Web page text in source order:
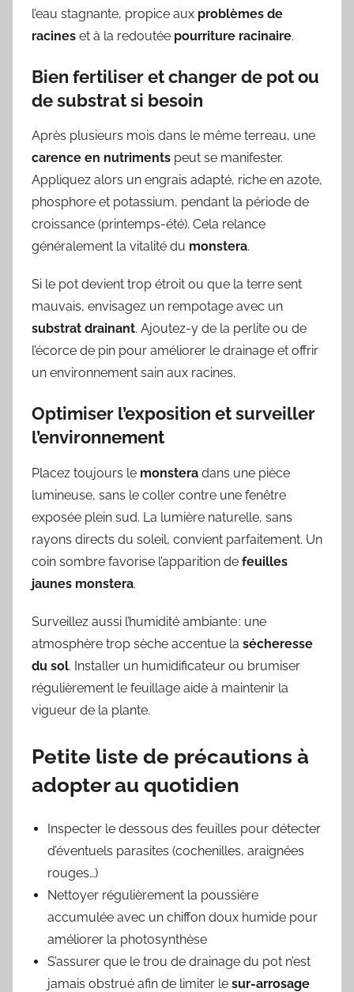
l’eau stagnante, propice aux problèmes de
racines et à la redoutée pourriture racinaire.
Bien fertiliser et changer de pot ou
de substrat si besoin
Après plusieurs mois dans le même terreau, une
carence en nutriments peut se manifester.
Appliquez alors un engrais adapté, riche en azote,
phosphore et potassium, pendant la période de
croissance (printemps-été). Cela relance
généralement la vitalité du monstera.
Si le pot devient trop étroit ou que la terre sent
mauvais, envisagez un rempotage avec un
substrat drainant. Ajoutez-y de la perlite ou de
l’écorce de pin pour améliorer le drainage et offrir
un environnement sain aux racines.
Optimiser l’exposition et surveiller
l’environnement
Placez toujours le monstera dans une pièce
lumineuse, sans le coller contre une fenêtre
exposée plein sud. La lumière naturelle, sans
rayons directs du soleil, convient parfaitement. Un
coin sombre favorise l’apparition de feuilles
jaunes monstera.
Surveillez aussi l’humidité ambiante : une
atmosphère trop sèche accentue la sécheresse
du sol. Installer un humidificateur ou brumiser
régulièrement le feuillage aide à maintenir la
vigueur de la plante.
Petite liste de précautions à
adopter au quotidien
Inspecter le dessous des feuilles pour détecter
d’éventuels parasites (cochenilles, araignées
rouges…)
Nettoyer régulièrement la poussière
accumulée avec un chiffon doux humide pour
améliorer la photosynthèse
S’assurer que le trou de drainage du pot n’est
jamais obstrué afin de limiter le sur-arrosage